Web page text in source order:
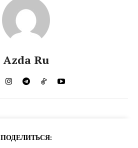
Azda Ru
ПОДЕЛИТЬСЯ: